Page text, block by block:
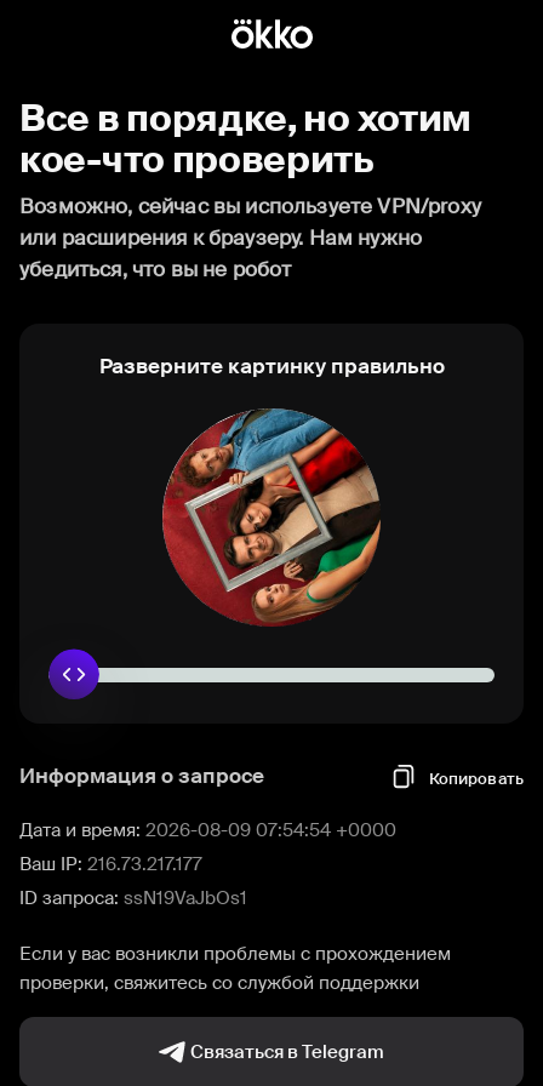
Все в порядке, но хотим
кое-что проверить
Возможно, сейчас вы используете VPN/proxy
или расширения к браузеру. Нам нужно
убедиться, что вы не робот
Разверните картинку правильно
Информация о запросе Копировать
Дата и время: 2026-08-09 07:54:54 +0000
Ваш IP: 216.73.217.177
ID запроса: ssN19VaJbOs1
Если у вас возникли проблемы с прохождением
проверки, свяжитесь со службой поддержки
Связаться в Telegram